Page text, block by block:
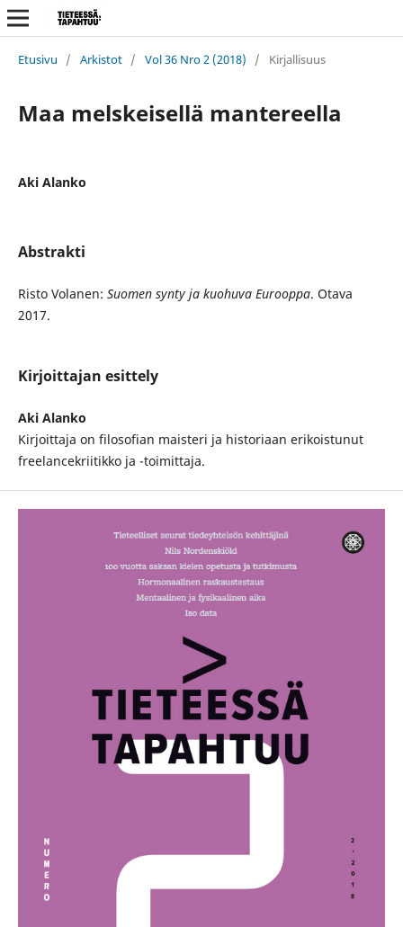
Etusivu / Arkistot / Vol 36 Nro 2 (2018) / Kirjallisuus
Maa melskeisellä mantereella
Aki Alanko
Abstrakti
Risto Volanen: Suomen synty ja kuohuva Eurooppa. Otava
2017.
Kirjoittajan esittely
Aki Alanko
Kirjoittaja on filosofian maisteri ja historiaan erikoistunut
freelancekriitikko ja -toimittaja.